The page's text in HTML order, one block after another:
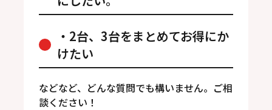
・2台、3台をまとめてお得にか
けたい
などなど、どんな質問でも構いません。ご相
談ください！